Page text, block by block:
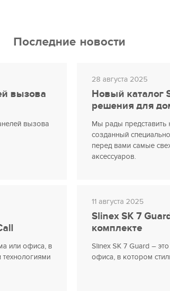
Последние новости
вызова
вызова
28 августа 2025
Новый каталог
решения для
Мы рады представить
созданный
перед вами самые
аксессуаров.
или офиса, в
технологиями
11 августа 2025
Slinex SK 7
комплекте
Slinex SK 7 Guard –
офиса, в котором